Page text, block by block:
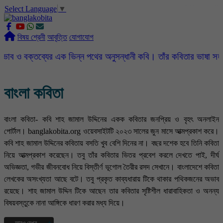
Select Language ▼
বিষয় শ্রেনী আবৃত্তি যোগাযোগ
এক ভিন্ন পথের অনুসন্ধানী কবি। তাঁর কবিতার
বাংলা কবিতা
বাংলা কবিতা- কবি শাহ জামাল উদ্দিনের একক কবিতার জনপ্রিয় ও বৃহৎ অনলাইন
পোর্টাল। banglakobita.org ওয়েবসাইটটি ২০২৩ সালের জুন মাসে আত্মপ্রকাশ করে।
কবি শাহ জামাল উদ্দিনের কবিতায় বসতি খুব বেশি দিনের না। বছর দশেক হবে তিনি কবিতা
নিয়ে আত্মপ্রকাশ করেছেন। তবু তাঁর কবিতার ভিতর প্রবেশ করলে দেখতে পাই, দীর্ঘ
অভিজ্ঞতা, গভীর জীবনবোধ নিয়ে বিস্তীর্ণ ভূগোল তৈরীর রসদ সেখানে। বাংলাদেশে কবিতা
লেখকের অসংখ্যতা আছে বটে। তবু প্রকৃত কাব্যধারায় টিকে থাকার পথিকজনের অভাব
রয়েছে। শাহ জামাল উদ্দিন টিকে আছেন তার কবিতার সৃষ্টিশীল ধারাবাহিকতা ও অনন্য
বিষয়বস্তুকে নানা আঙ্গিকে ধারণ করার মধ্য দিয়ে।